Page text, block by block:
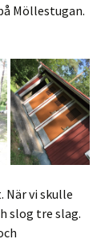
Möllestugan.
När vi skulle
slog tre slag.